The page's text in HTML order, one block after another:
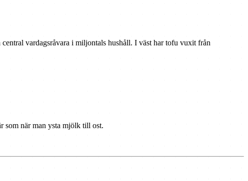
vardagsråvara i miljontals hushåll. I väst har tofu vuxit från
som när man ysta mjölk till ost.